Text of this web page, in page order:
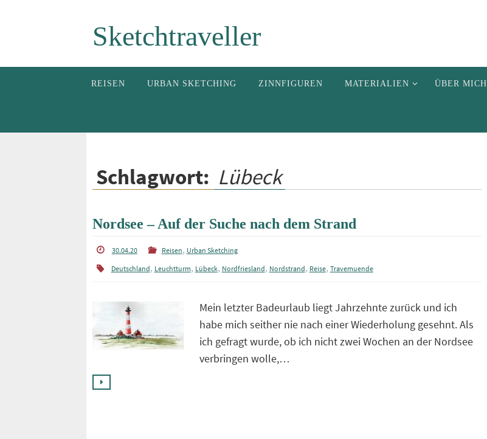
Sketchtraveller
REISEN URBAN SKETCHING ZINNFIGUREN MATERIALIEN ÜBER MICH
Schlagwort: Lübeck
Nordsee – Auf der Suche nach dem Strand
30.04.20 Reisen, Urban Sketching
Deutschland, Leuchtturm, Lübeck, Nordfriesland, Nordstrand, Reise, Travemuende
Mein letzter Badeurlaub liegt Jahrzehnte zurück und ich
habe mich seither nie nach einer Wiederholung gesehnt. Als
ich gefragt wurde, ob ich nicht zwei Wochen an der Nordsee
verbringen wolle,…